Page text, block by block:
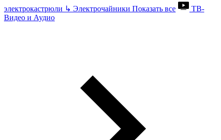
электрокастрюли ↳ Электрочайники Показать все
ТВ-
Видео и Аудио